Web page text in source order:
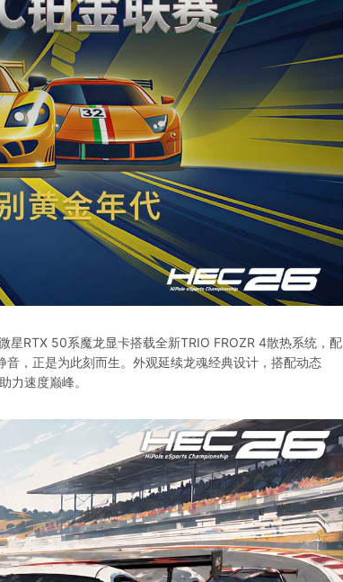
星RTX 50系魔龙显卡搭载全新TRIO FROZR 4散热系统，配
，正是为此刻而生。外观延续龙魂经典设计，搭配动态
力速度巅峰。